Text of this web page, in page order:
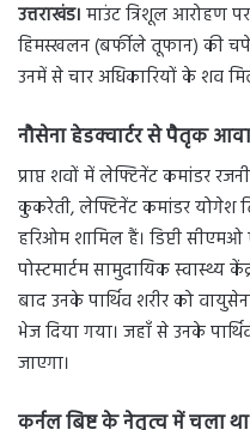
उत्तराखंड। माउंट त्रिशूल आरोहण
हिमस्खलन (बर्फीले तूफान) की
उनमें से चार अधिकारियों के शव
नौसेना हेडक्वार्टर से पैतृक
प्राप्त शवों में लेफ्टिनेंट कमांडर
कुकरेती, लेफ्टिनेंट कमांडर योगेश
हरिओम शामिल हैं। डिप्टी
पोस्टमार्टम सामुदायिक
बाद उनके पार्थिव शरीर को
भेज दिया गया। जहाँ से उनके
जाएगा।
कर्नल बिष्ट के नेतृत्व में चला